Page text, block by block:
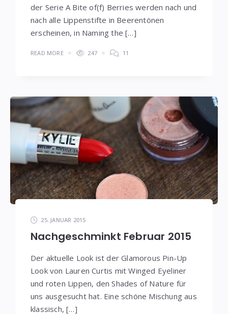
der Serie A Bite of(f) Berries werden nach und
nach alle Lippenstifte in Beerentönen
erscheinen, in Naming the […]
READ MORE 247 11
25. JANUAR 2015
Nachgeschminkt Februar 2015
Der aktuelle Look ist der Glamorous Pin-Up
Look von Lauren Curtis mit Winged Eyeliner
und roten Lippen, den Shades of Nature für
uns ausgesucht hat. Eine schöne Mischung aus
klassisch, […]